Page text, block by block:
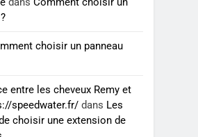
choisir un panneau
entre les cheveux Remy et
speedwater.fr/ dans Les
choisir une extension de